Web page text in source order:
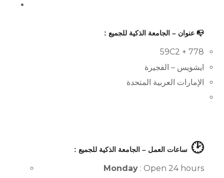
📭 عنوان – الجامعة الذكية للجميع :
59C2 + 778
ايشويس – الفجيرة
الإمارات العربية المتحدة
🕑 ساعات العمل – الجامعة الذكية للجميع :
Monday : Open 24 hours